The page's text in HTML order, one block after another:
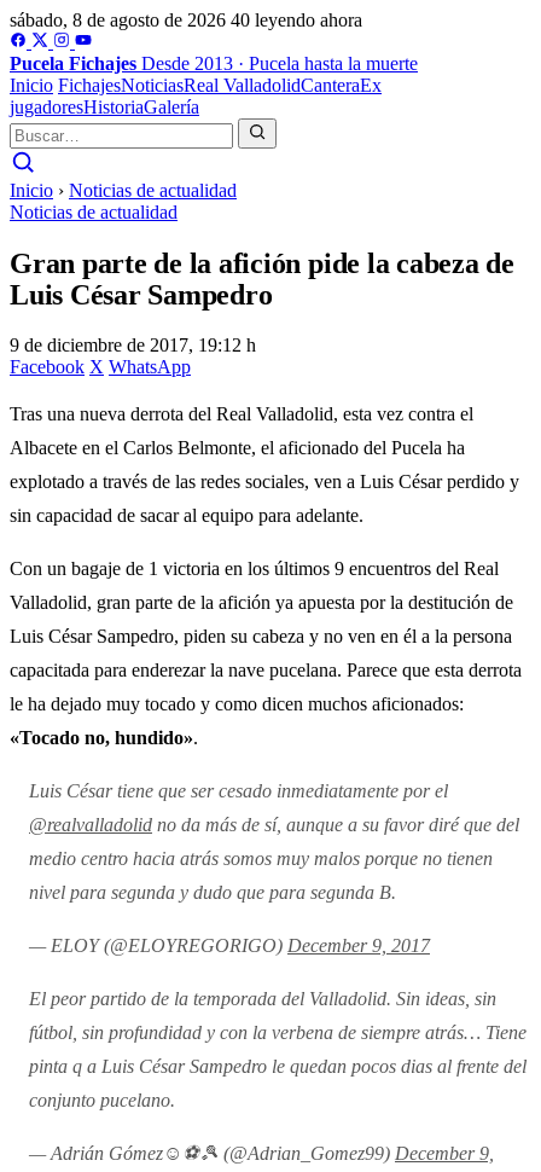
sábado, 8 de agosto de 2026 40 leyendo ahora
Pucela Fichajes Desde 2013 · Pucela hasta la muerte
Inicio FichajesNoticiasReal ValladolidCanteraEx
jugadoresHistoriaGalería
Inicio › Noticias de actualidad
Noticias de actualidad
Gran parte de la afición pide la cabeza de
Luis César Sampedro
9 de diciembre de 2017, 19:12 h
Facebook X WhatsApp
Tras una nueva derrota del Real Valladolid, esta vez contra el
Albacete en el Carlos Belmonte, el aficionado del Pucela ha
explotado a través de las redes sociales, ven a Luis César perdido y
sin capacidad de sacar al equipo para adelante.
Con un bagaje de 1 victoria en los últimos 9 encuentros del Real
Valladolid, gran parte de la afición ya apuesta por la destitución de
Luis César Sampedro, piden su cabeza y no ven en él a la persona
capacitada para enderezar la nave pucelana. Parece que esta derrota
le ha dejado muy tocado y como dicen muchos aficionados:
«Tocado no, hundido».
Luis César tiene que ser cesado inmediatamente por el
@realvalladolid no da más de sí, aunque a su favor diré que del
medio centro hacia atrás somos muy malos porque no tienen
nivel para segunda y dudo que para segunda B.
— ELOY (@ELOYREGORIGO) December 9, 2017
El peor partido de la temporada del Valladolid. Sin ideas, sin
fútbol, sin profundidad y con la verbena de siempre atrás… Tiene
pinta q a Luis César Sampedro le quedan pocos dias al frente del
conjunto pucelano.
— Adrián Gómez☺⚽🎾 (@Adrian_Gomez99) December 9,